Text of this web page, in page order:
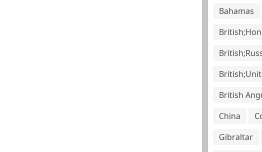
Bahamas
British
China
Gibraltar